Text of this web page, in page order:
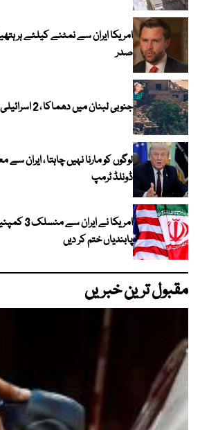
امریکا ایران سے نمٹنے کیلئے ہر
صدر
جنوبی لبنان میں دھماکا ، 2 اسرائیلی میجر ہلاک ، 4 اہلکار زخمی
لوگوں کو مارنا نہیں چاہتا ، ایران سے
ڈونلڈ ٹرمپ
پابندیاں ختم کر دیں
مقبول ترین خبریں